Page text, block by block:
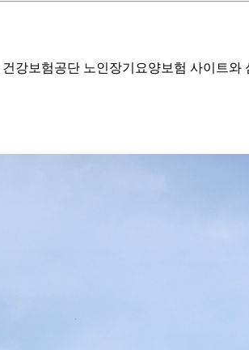
강보험공단 노인장기요양보험 사이트